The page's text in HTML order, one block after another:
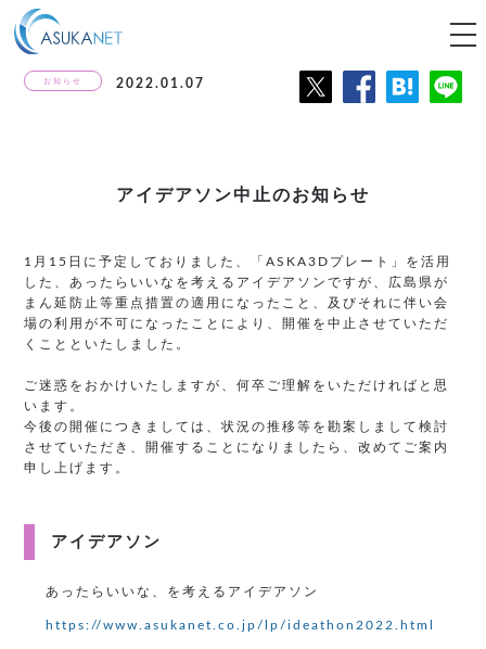
お知らせ 2022.01.07
アイデアソン中止のお知らせ
1月15日に予定しておりました、「ASKA3Dプレート」を活用
した、あったらいいなを考えるアイデアソンですが、広島県が
まん延防止等重点措置の適用になったこと、及びそれに伴い会
場の利用が不可になったことにより、開催を中止させていただ
くことといたしました。
ご迷惑をおかけいたしますが、何卒ご理解をいただければと思
います。
今後の開催につきましては、状況の推移等を勘案しまして検討
させていただき、開催することになりましたら、改めてご案内
申し上げます。
アイデアソン
あったらいいな、を考えるアイデアソン
https://www.asukanet.co.jp/lp/ideathon2022.html